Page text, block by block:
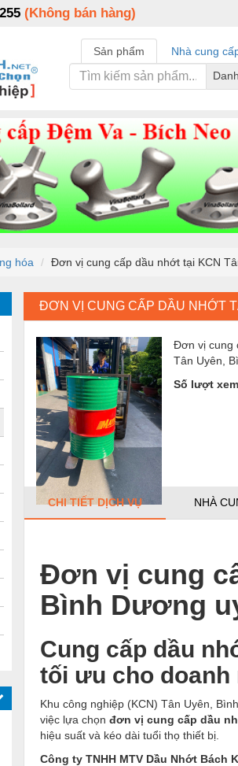
(Không bán hàng)
Sản phẩm Nhà cung
hóa Đơn vị cung cấp dầu nhớt tại KCN
ĐƠN VỊ CUNG CẤP DẦU NHỚT
Đơn vị cung
Tân Uyên,
Số lượt
CHI TIẾT DỊCH VỤ NHÀ
Đơn vị cung
Bình Dương
Cung cấp dầu
tối ưu cho doanh
Khu công nghiệp (KCN) Tân Uyên,
việc lựa chọn đơn vị cung cấp dầu
hiệu suất và kéo dài tuổi thọ thiết bị.
Công ty TNHH MTV Dầu Nhớt Bách